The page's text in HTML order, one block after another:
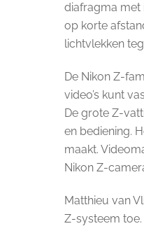
diafragma met
op korte
lichtvlekken
De Nikon Z-
video’s kunt
De grote Z-
en bediening.
maakt.
Nikon Z-
Matthieu van
Z-systeem